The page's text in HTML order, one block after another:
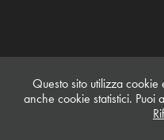
Questo sito utilizza cookie
anche cookie statistici. Puoi